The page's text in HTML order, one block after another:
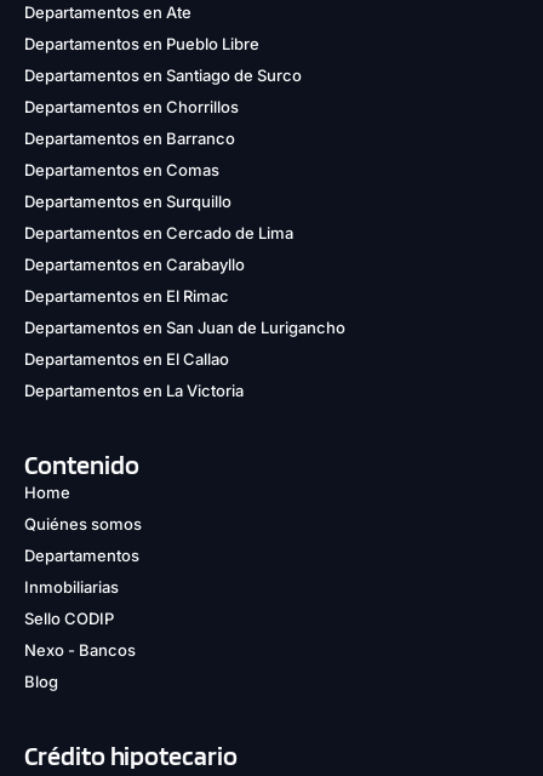
Departamentos en Ate
Departamentos en Pueblo Libre
Departamentos en Santiago de Surco
Departamentos en Chorrillos
Departamentos en Barranco
Departamentos en Comas
Departamentos en Surquillo
Departamentos en Cercado de Lima
Departamentos en Carabayllo
Departamentos en El Rimac
Departamentos en San Juan de Lurigancho
Departamentos en El Callao
Departamentos en La Victoria
Contenido
Home
Quiénes somos
Departamentos
Inmobiliarias
Sello CODIP
Nexo - Bancos
Blog
Crédito hipotecario